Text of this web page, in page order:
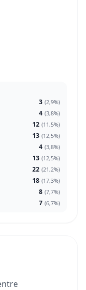
3 (2,9%)
4 (3,8%)
12 (11,5%)
13 (12,5%)
4 (3,8%)
13 (12,5%)
22 (21,2%)
18 (17,3%)
8 (7,7%)
7 (6,7%)